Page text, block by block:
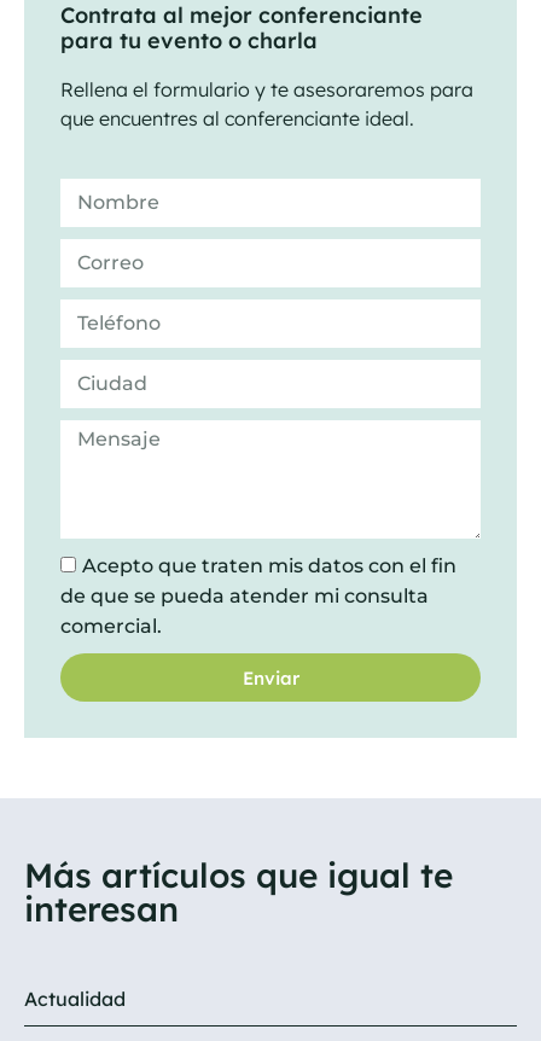
Contrata al mejor conferenciante
para tu evento o charla
Rellena el formulario y te asesoraremos para
que encuentres al conferenciante ideal.
Acepto que traten mis datos con el fin
de que se pueda atender mi consulta
comercial.
Enviar
Más artículos que igual te
interesan
Actualidad